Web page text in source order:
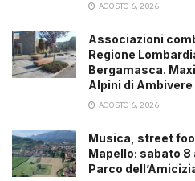
AGOSTO 6, 2026
Associazioni
Regione
Bergamasca.
Alpini di Ambivere
AGOSTO 6, 2026
Musica, street
Mapello: sabato
Parco